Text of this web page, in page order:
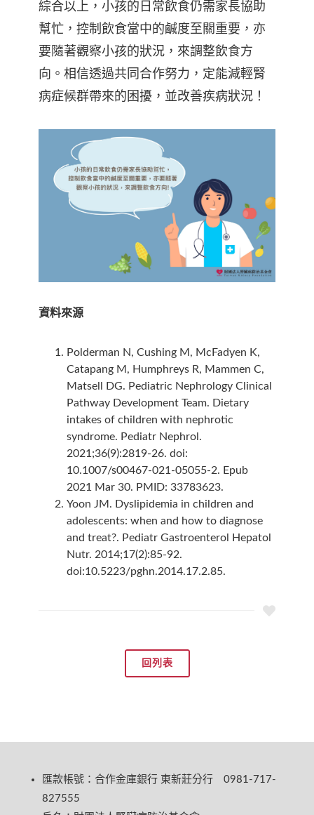
綜合以上，小孩的日常飲食仍需家長協助
幫忙，控制飲食當中的鹹度至關重要，亦
要隨著觀察小孩的狀況，來調整飲食方
向。相信透過共同合作努力，定能減輕腎
病症候群帶來的困擾，並改善疾病狀況！
資料來源
Polderman N, Cushing M, McFadyen K,
Catapang M, Humphreys R, Mammen C,
Matsell DG. Pediatric Nephrology Clinical
Pathway Development Team. Dietary
intakes of children with nephrotic
syndrome. Pediatr Nephrol.
2021;36(9):2819-26. doi:
10.1007/s00467-021-05055-2. Epub
2021 Mar 30. PMID: 33783623.
Yoon JM. Dyslipidemia in children and
adolescents: when and how to diagnose
and treat?. Pediatr Gastroenterol Hepatol
Nutr. 2014;17(2):85-92.
doi:10.5223/pghn.2014.17.2.85.
回列表
匯款帳號：合作金庫銀行 東新莊分行 0981-717-
827555